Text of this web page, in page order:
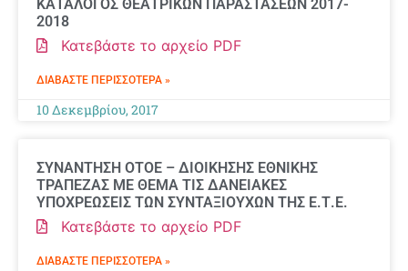
ΚΑΤΑΛΟΓΟΣ ΘΕΑΤΡΙΚΩΝ ΠΑΡΑΣΤΑΣΕΩΝ 2017-
2018
Κατεβάστε το αρχείο PDF
ΔΙΑΒΆΣΤΕ ΠΕΡΙΣΣΌΤΕΡΑ »
10 Δεκεμβρίου, 2017
ΣΥΝΑΝΤΗΣΗ ΟΤΟΕ – ΔΙΟΙΚΗΣΗΣ ΕΘΝΙΚΗΣ
ΤΡΑΠΕΖΑΣ ΜΕ ΘΕΜΑ ΤΙΣ ΔΑΝΕΙΑΚΕΣ
ΥΠΟΧΡΕΩΣΕΙΣ ΤΩΝ ΣΥΝΤΑΞΙΟΥΧΩΝ ΤΗΣ Ε.Τ.Ε.
Κατεβάστε το αρχείο PDF
ΔΙΑΒΆΣΤΕ ΠΕΡΙΣΣΌΤΕΡΑ »